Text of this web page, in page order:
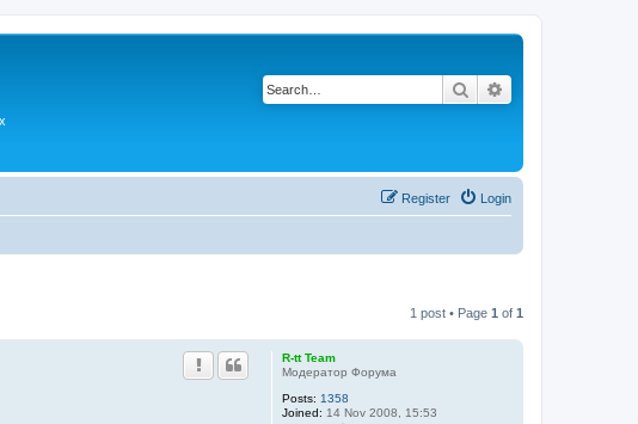
Search
Login
Register
1 post • Page 1 of 1
R-tt Team
Модератор Форума
Posts: 1358
Joined: 14 Nov 2008, 15:53